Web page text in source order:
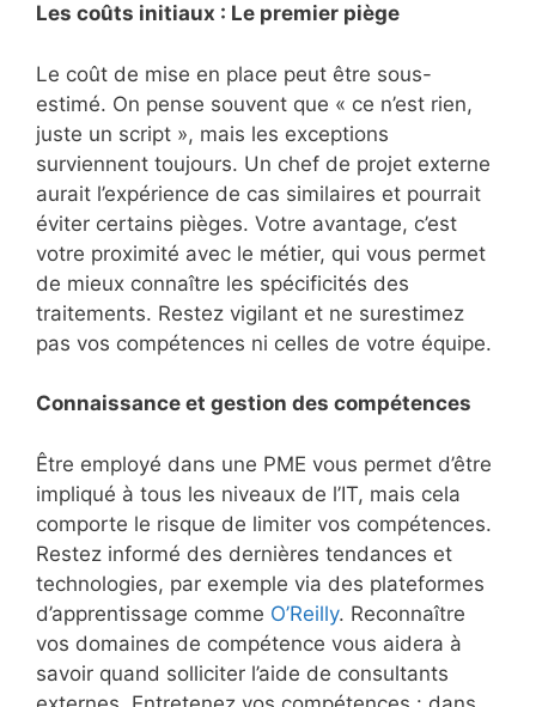
Les coûts initiaux : Le premier piège
Le coût de mise en place peut être sous-
estimé. On pense souvent que « ce n’est rien,
juste un script », mais les exceptions
surviennent toujours. Un chef de projet externe
aurait l’expérience de cas similaires et pourrait
éviter certains pièges. Votre avantage, c’est
votre proximité avec le métier, qui vous permet
de mieux connaître les spécificités des
traitements. Restez vigilant et ne surestimez
pas vos compétences ni celles de votre équipe.
Connaissance et gestion des compétences
Être employé dans une PME vous permet d’être
impliqué à tous les niveaux de l’IT, mais cela
comporte le risque de limiter vos compétences.
Restez informé des dernières tendances et
technologies, par exemple via des plateformes
d’apprentissage comme O’Reilly. Reconnaître
vos domaines de compétence vous aidera à
savoir quand solliciter l’aide de consultants